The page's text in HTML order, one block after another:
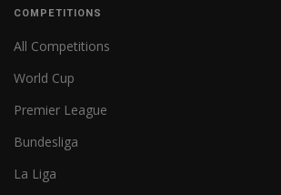
COMPETITIONS
All Competitions
World Cup
Premier League
Bundesliga
La Liga